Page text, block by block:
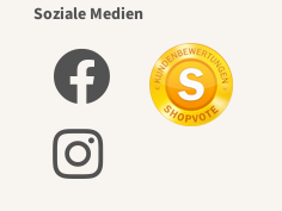
Soziale Medien